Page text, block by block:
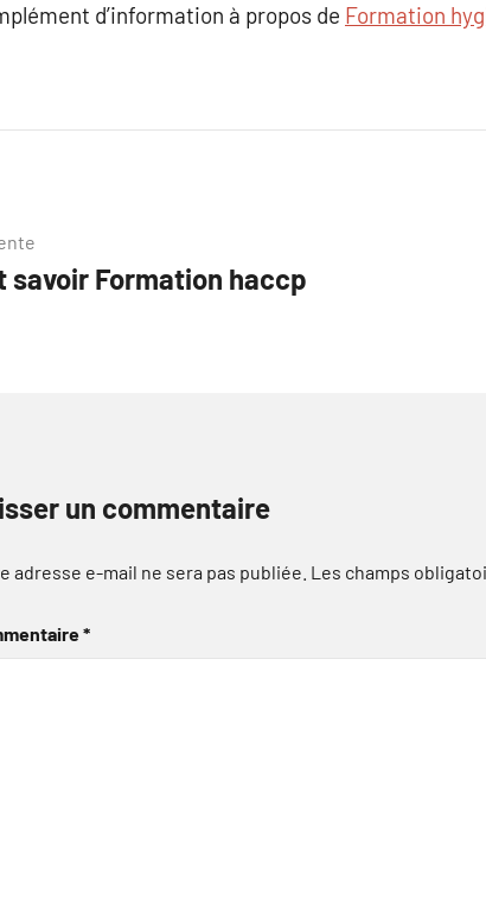
d’information à propos de Formation
savoir Formation haccp
un commentaire
adresse e-mail ne sera pas publiée. Les champs
*